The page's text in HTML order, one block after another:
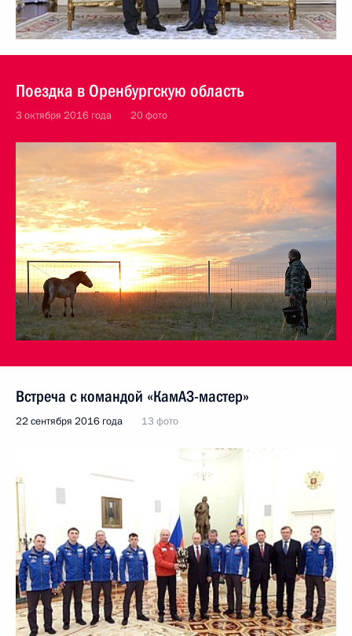
Поездка в Оренбургскую область
3 октября 2016 года 20 фото
Встреча с командой «КамАЗ-мастер»
22 сентября 2016 года 13 фото